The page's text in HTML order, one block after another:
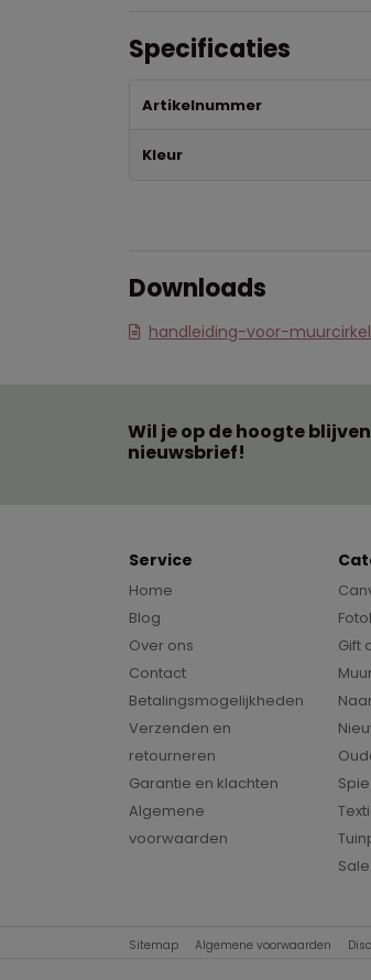
Specificaties
Artikelnummer
Kleur
Downloads
handleiding-voor-
Wil je op de hoogte
nieuwsbrief!
Service
Home
Blog
Over ons
Contact
Betalingsmogelijkheden
Verzenden en
retourneren
Garantie en klachten
Algemene
voorwaarden
Gift
Sale
Sitemap Algemene voorwaarden